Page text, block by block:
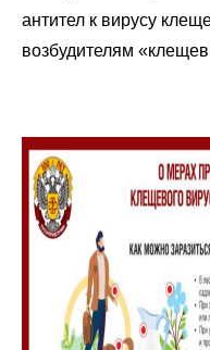
антител к вирусу
возбудителям